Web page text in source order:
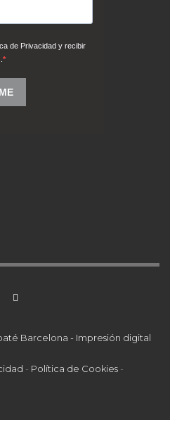
Barcelona - Impresión digital
- Política de Cookies -